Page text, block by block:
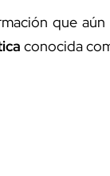
que
conocida